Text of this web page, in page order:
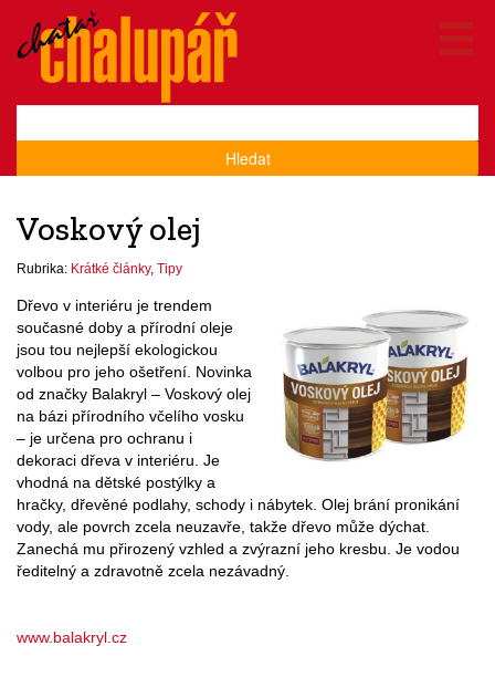
Hledat
Voskový olej
Rubrika: Krátké články, Tipy
Dřevo v interiéru je trendem
současné doby a přírodní oleje
jsou tou nejlepší ekologickou
volbou pro jeho ošetření. Novinka
od značky Balakryl – Voskový olej
na bázi přírodního včelího vosku
– je určena pro ochranu i
dekoraci dřeva v interiéru. Je
vhodná na dětské postýlky a
hračky, dřevěné podlahy, schody i nábytek. Olej brání pronikání
vody, ale povrch zcela neuzavře, takže dřevo může dýchat.
Zanechá mu přirozený vzhled a zvýrazní jeho kresbu. Je vodou
ředitelný a zdravotně zcela nezávadný.
www.balakryl.cz